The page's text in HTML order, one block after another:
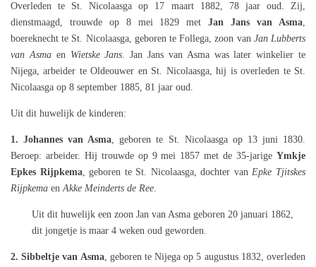
Overleden te St. Nicolaasga op 17 maart 1882, 78 jaar oud. Zij,
dienstmaagd, trouwde op 8 mei 1829 met
Jan Jans van Asma,
boereknecht te St. Nicolaasga, geboren te Follega, zoon van Jan Lubberts
van Asma en Wietske Jans. Jan Jans van Asma was later winkelier te
Nijega, arbeider te Oldeouwer en St. Nicolaasga, hij is overleden te St.
Nicolaasga op 8 september 1885, 81 jaar oud.
Uit dit huwelijk de kinderen:
1. Johannes van Asma, geboren te St. Nicolaasga op 13 juni 1830.
Beroep: arbeider. Hij trouwde op 9 mei 1857 met de 35-jarige Ymkje
Epkes Rijpkema, geboren te St. Nicolaasga, dochter van Epke Tjitskes
Rijpkema en Akke Meinderts de Ree.
Uit dit huwelijk een zoon Jan van Asma geboren 20 januari 1862,
dit jongetje is maar 4 weken oud geworden.
2. Sibbeltje van Asma, geboren te Nijega op 5 augustus 1832, overleden